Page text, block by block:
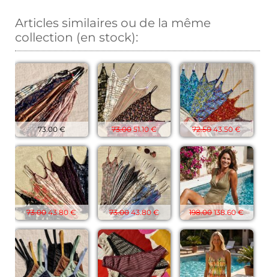
Articles similaires ou de la même
collection (en stock):
73.00 € 73.0051.10 € 72.5043.50 €
73.0043.80 € 73.0043.80 € 198.00138.60 €